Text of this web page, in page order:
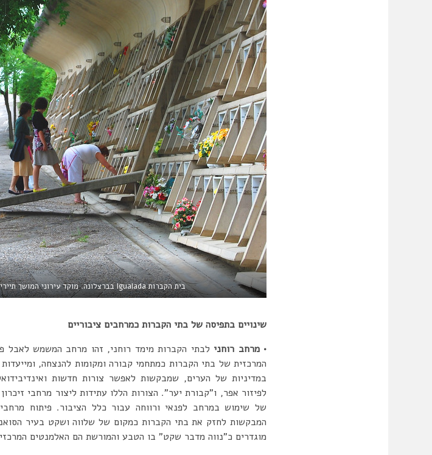
בית הקברות Igualada בברצלונה. מוקד עירוני המושך תיירים מכל העולם (צילום: Diego Terna, Flickr)
שינויים בתפיסה של בתי הקברות כמרחבים ציבוריים
• מרחב רוחני לבתי הקברות מימד רוחני, זהו מרחב המשמש לאבל
המרכזית של בתי הקברות כמתחמי קבורה ומקומות להנצחה,
במדיניות של הערים, שמבקשות לאפשר צורות חדשות
לפיזור אפר, ו”קבורת יער”. הצורות הללו עתידות ליצור מרחבי
של שימוש במרחב לפנאי ורווחה עבור כלל הציבור. פיתוח
המבקשות לחזק את בתי הקברות כמקום של שלווה ושקט בעיר
מוגדרים כ”נווה מדבר שקט” בו הטבע והמורשת הם האלמנטים